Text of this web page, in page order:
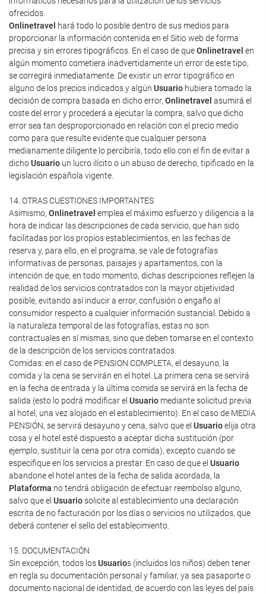
ofrecidos.
Onlinetravel
hará todo lo posible dentro de sus medios para
proporcionar la información contenida en el Sitio web de forma
precisa y sin errores tipográficos. En el caso de queOnlinetravel en
algún momento cometiera inadvertidamente un error de este tipo,
se corregirá inmediatamente. De existir un error tipográfico en
alguno de los precios indicados y algún Usuario hubiera tomado la
decisión de compra basada en dicho error, Onlinetravel asumirá el
coste del error y procederá a ejecutar la compra, salvo que dicho
error sea tan desproporcionado en relación con el precio medio
como para que resulte evidente que cualquier persona
medianamente diligente lo percibiría, todo ello con el fin de evitar a
dichoUsuario un lucro ilícito o un abuso de derecho, tipificado en la
legislación española vigente.
14. OTRAS CUESTIONES IMPORTANTES
Asimismo, Onlinetravel emplea el máximo esfuerzo y diligencia a la
hora de indicar las descripciones de cada servicio, que han sido
facilitadas por los propios establecimientos, en las fechas de
reserva y, para ello, en el programa, se vale de fotografías
informativas de personas, paisajes y apartamentos, con la
intención de que, en todo momento, dichas descripciones reflejen la
realidad de los servicios contratados con la mayor objetividad
posible, evitando así inducir a error, confusión o engaño al
consumidor respecto a cualquier información sustancial. Debido a
la naturaleza temporal de las fotografías, estas no son
contractuales en sí mismas, sino que deben tomarse en el contexto
de la descripción de los servicios contratados.
Comidas: en el caso de PENSION COMPLETA, el desayuno, la
comida y la cena se servirán en el hotel. La primera cena se servirá
en la fecha de entrada y la última comida se servirá en la fecha de
salida (esto lo podrá modificar el Usuario mediante solicitud previa
al hotel, una vez alojado en el establecimiento). En el caso de MEDIA
PENSIÓN, se servirá desayuno y cena, salvo que el Usuarioelija otra
cosa y el hotel esté dispuesto a aceptar dicha sustitución (por
ejemplo, sustituir la cena por otra comida), excepto cuando se
especifique en los servicios a prestar. En caso de que el Usuario
abandone el hotel antes de la fecha de salida acordada, la
Plataforma no tendrá obligación de efectuar reembolso alguno,
salvo que el Usuariosolicite al establecimiento una declaración
escrita de no facturación por los días o servicios no utilizados, que
deberá contener el sello del establecimiento.
15. DOCUMENTACIÓN
Sin excepción, todos losUsuarios (incluidos los niños) deben tener
en regla su documentación personal y familiar, ya sea pasaporte o
documento nacional de identidad, de acuerdo con las leyes del país